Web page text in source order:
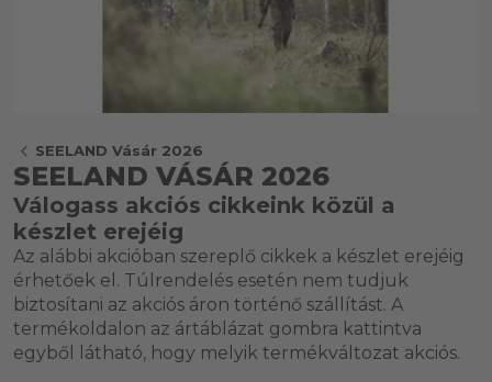
chevron_left SEELAND Vásár 2026
SEELAND VÁSÁR 2026
Válogass akciós cikkeink közül a
készlet erejéig
Az alábbi akcióban szereplő cikkek a készlet erejéig
érhetőek el. Túlrendelés esetén nem tudjuk
biztosítani az akciós áron történő szállítást. A
termékoldalon az ártáblázat gombra kattintva
egyből látható, hogy melyik termékváltozat akciós.